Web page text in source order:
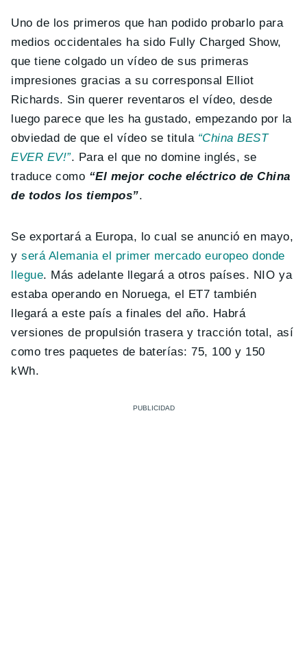
Uno de los primeros que han podido probarlo para
medios occidentales ha sido Fully Charged Show,
que tiene colgado un vídeo de sus primeras
impresiones gracias a su corresponsal Elliot
Richards. Sin querer reventaros el vídeo, desde
luego parece que les ha gustado, empezando por la
obviedad de que el vídeo se titula “China BEST
EVER EV!”. Para el que no domine inglés, se
traduce como “El mejor coche eléctrico de China
de todos los tiempos”.
Se exportará a Europa, lo cual se anunció en mayo,
yserá Alemania el primer mercado europeo donde
llegue. Más adelante llegará a otros países. NIO ya
estaba operando en Noruega, el ET7 también
llegará a este país a finales del año. Habrá
versiones de propulsión trasera y tracción total, así
como tres paquetes de baterías: 75, 100 y 150
kWh.